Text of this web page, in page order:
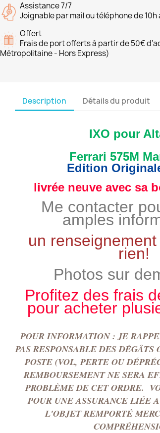
Assistance 7/7
Joignable par mail ou téléphone de 10h
Offert
Frais de port offerts à partir de 50€
Métropolitaine - Hors Express)
Description Détails du produit
IXO pour
Ferrari 575M
Edition
livrée neuve avec sa
Me contacter
amples
un
rien!
Photos sur
Profitez des frais
pour acheter
POUR INFORMATION : JE
PAS RESPONSABLE DES DÉGÂTS
POSTE (VOL, PERTE OU
REMBOURSEMENT NE SERA
PROBLÈME DE CET ORDRE.
POUR UNE ASSURANCE LIÉE
L'OBJET REMPORTÉ